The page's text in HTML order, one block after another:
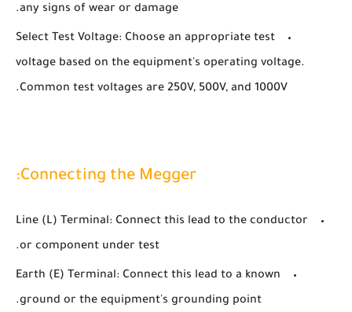
any signs of wear or damage.
Select Test Voltage: Choose an appropriate test
voltage based on the equipment's operating voltage.
Common test voltages are 250V, 500V, and 1000V.
Connecting the Megger:
Line (L) Terminal: Connect this lead to the conductor
or component under test.
Earth (E) Terminal: Connect this lead to a known
ground or the equipment's grounding point.